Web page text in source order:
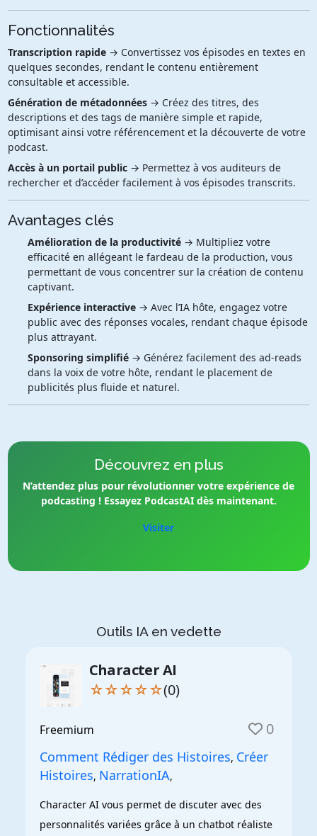
Fonctionnalités
Transcription rapide→ Convertissez vos épisodes en textes en
quelques secondes, rendant le contenu entièrement
consultable et accessible.
Génération de métadonnées→ Créez des titres, des
descriptions et des tags de manière simple et rapide,
optimisant ainsi votre référencement et la découverte de votre
podcast.
Accès à un portail public→ Permettez à vos auditeurs de
rechercher et d’accéder facilement à vos épisodes transcrits.
Avantages clés
Amélioration de la productivité→ Multipliez votre
efficacité en allégeant le fardeau de la production, vous
permettant de vous concentrer sur la création de contenu
captivant.
Expérience interactive→ Avec l’IA hôte, engagez votre
public avec des réponses vocales, rendant chaque épisode
plus attrayant.
Sponsoring simplifié→ Générez facilement des ad-reads
dans la voix de votre hôte, rendant le placement de
publicités plus fluide et naturel.
Découvrez en plus
N’attendez plus pour révolutionner votre expérience de
podcasting ! Essayez PodcastAI dès maintenant.
Visiter
Outils IA en vedette
Character AI
☆☆☆☆☆(0)
Freemium 0
Comment Rédiger des Histoires, Créer
Histoires, NarrationIA,
Character AI vous permet de discuter avec des
personnalités variées grâce à un chatbot réaliste